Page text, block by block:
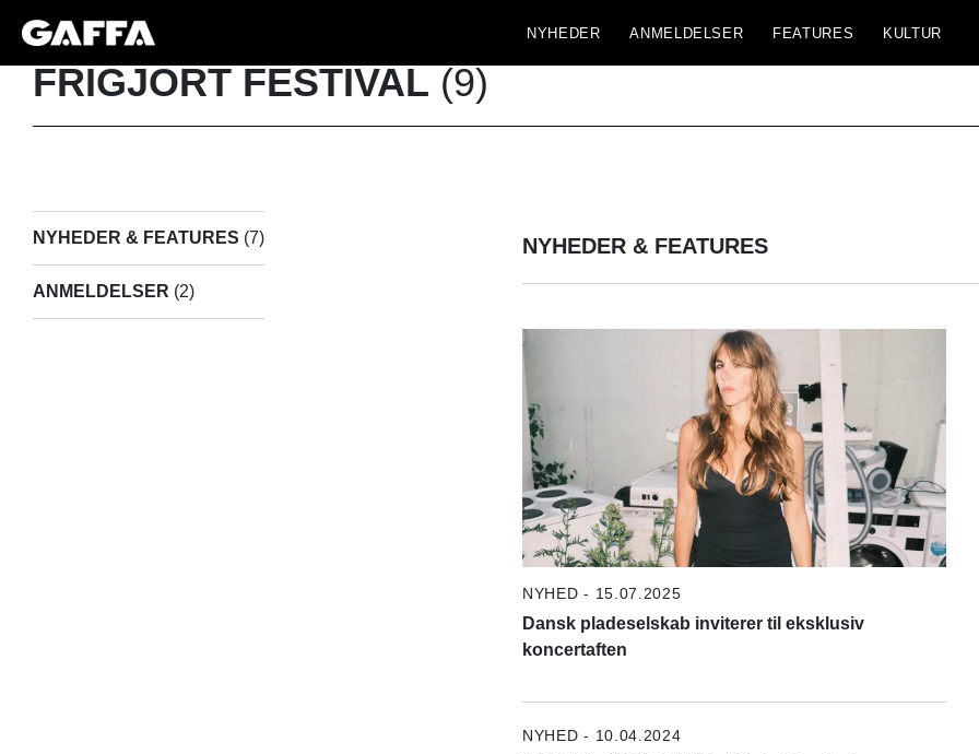
NYHEDER ANMELDELSER FEATURES KULTUR
FRIGJORT FESTIVAL (9)
NYHEDER & FEATURES (7)
ANMELDELSER (2)
NYHEDER & FEATURES
NYHED - 15.07.2025
Dansk pladeselskab inviterer til eksklusiv
koncertaften
NYHED - 10.04.2024